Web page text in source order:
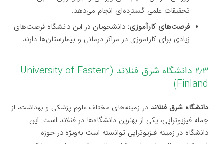
تحقیقات علمی گسترده‌ای انجام می‌دهد.
فرصت‌های کارآموزی: دانشجویان در این دانشگاه فرصت‌های
زیادی برای کارآموزی در مراکز درمانی و بیمارستان‌ها دارند.
۲٫۳ دانشگاه شرق فنلاند (University of Eastern
Finland)
دانشگاه شرق فنلاند در زمینه‌های مختلف علوم پزشکی و بهداشت، از
جمله فیزیوتراپی، یکی از بهترین دانشگاه‌ها در فنلاند است. این
دانشگاه در زمینه فیزیوتراپی توانسته است به‌ویژه در حوزه